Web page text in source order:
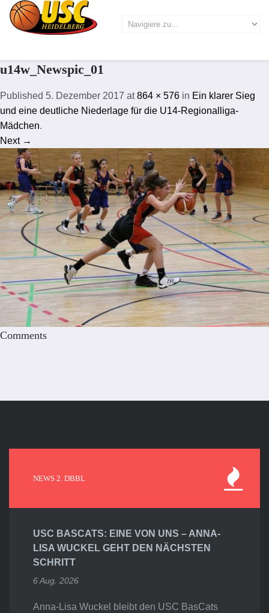
u14w_Newspic_01
Published 5. Dezember 2017 at864 × 576 in Ein klarer Sieg
und eine deutliche Niederlage für die U14-Regionalliga-
Mädchen.
Next →
Comments
NEWS 2. DBBL
USC BASCATS: EINE VON UNS – ANNA-
LISA WUCKEL GEHT DEN NÄCHSTEN
SCHRITT
6 Aug. 2026
Anna-Lisa Wuckel bleibt den USC BasCats